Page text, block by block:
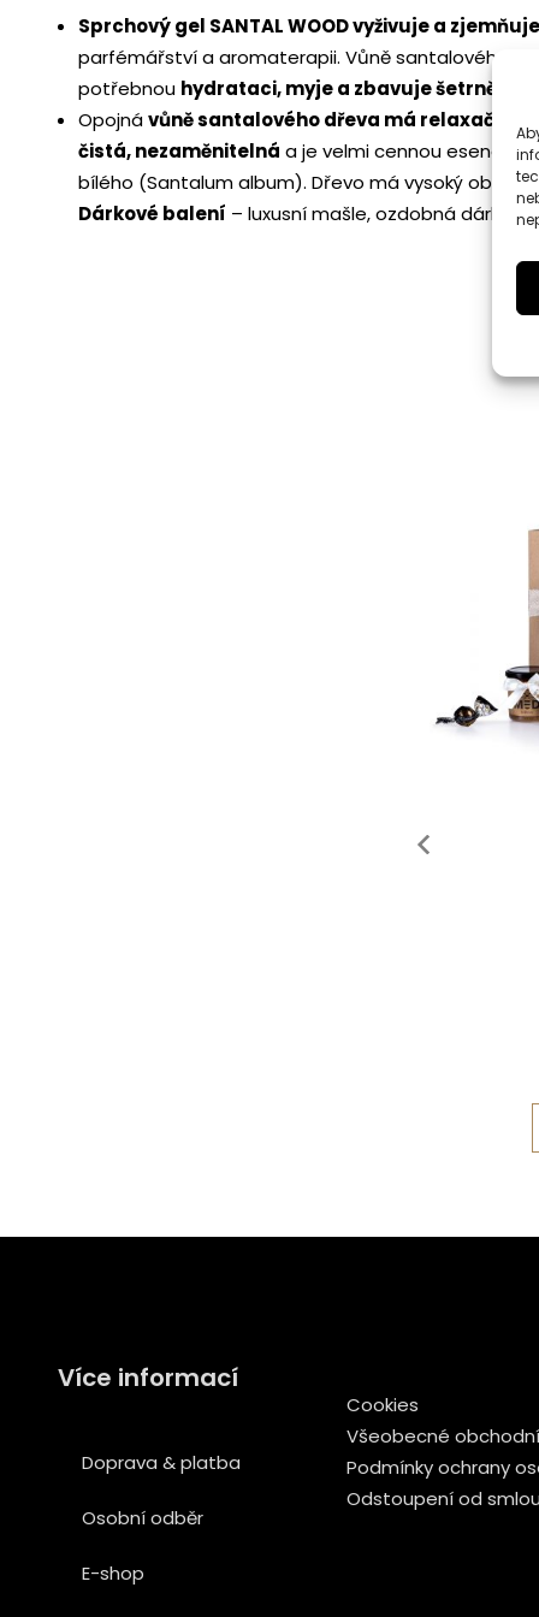
Sprchový gel SANTAL WOOD vyživuje a
parfémářství a aromaterapii. Vůně santalového
potřebnou hydrataci, myje a zbavuje šetrně
Opojnávůně santalového dřeva má relaxační
čistá, nezaměnitelná a je velmi cennou esencí v
bílého (Santalum album). Dřevo má vysoký obsah
Dárkové balení – luxusní mašle, ozdobná
Více informací
Doprava & platba
Osobní odběr
E-shop
Cookies
Všeobecné
Podmínky ochrany
Odstoupení od